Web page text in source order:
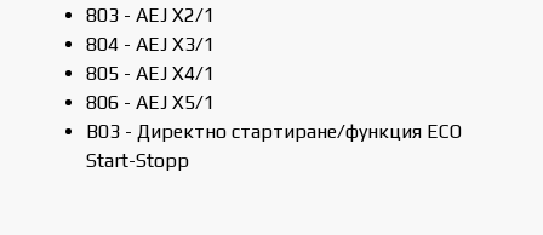
803 - AEJ X2/1
804 - AEJ X3/1
805 - AEJ X4/1
806 - AEJ X5/1
B03 - Директно стартиране/функция ECO
Start-Stopp